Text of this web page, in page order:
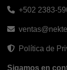
+502 2383-
Política de
Sigamos en